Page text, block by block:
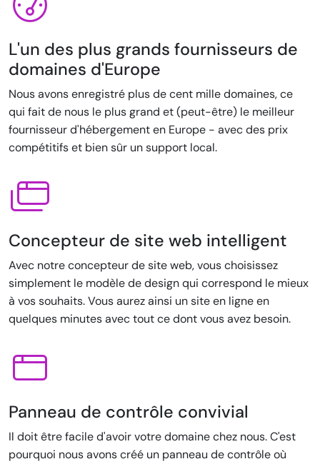
L'un des plus grands fournisseurs de
domaines d'Europe
Nous avons enregistré plus de cent mille domaines, ce
qui fait de nous le plus grand et (peut-être) le meilleur
fournisseur d'hébergement en Europe - avec des prix
compétitifs et bien sûr un support local.
Concepteur de site web intelligent
Avec notre concepteur de site web, vous choisissez
simplement le modèle de design qui correspond le mieux
à vos souhaits. Vous aurez ainsi un site en ligne en
quelques minutes avec tout ce dont vous avez besoin.
Panneau de contrôle convivial
Il doit être facile d'avoir votre domaine chez nous. C'est
pourquoi nous avons créé un panneau de contrôle où